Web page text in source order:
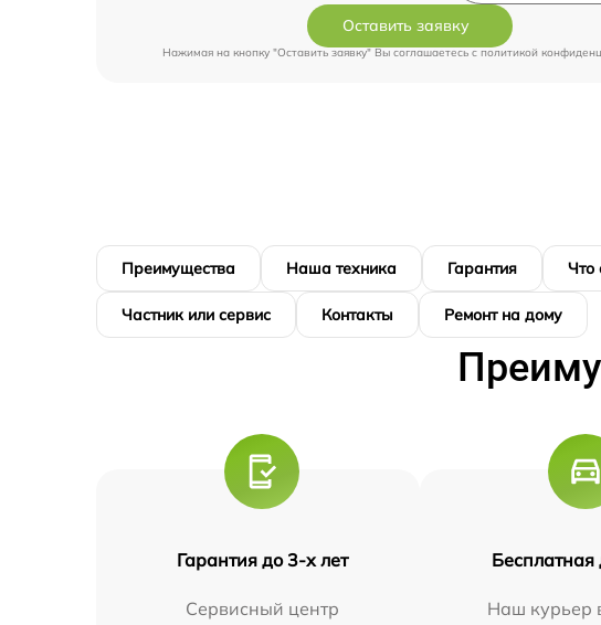
Оставить заявку
Нажимая на кнопку "Оставить заявку" Вы соглашаетесь cполитикой
Преимущества Наша техника Гарантия Что
Частник или сервис Контакты Ремонт на дому
Гарантия до 3-х лет
Сервисный центр
Бесплатная
Наш курьер